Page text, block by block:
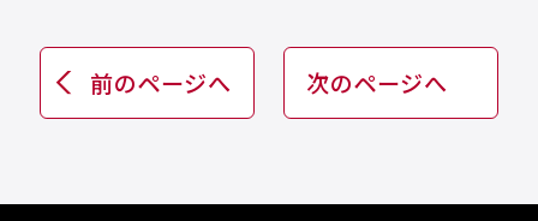
前のページへ 次のページへ